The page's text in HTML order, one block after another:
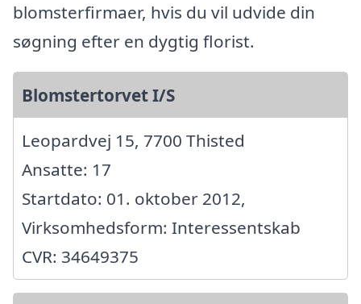
blomsterfirmaer, hvis du vil udvide din
søgning efter en dygtig florist.
Blomstertorvet I/S
Leopardvej 15, 7700 Thisted
Ansatte: 17
Startdato: 01. oktober 2012,
Virksomhedsform: Interessentskab
CVR: 34649375